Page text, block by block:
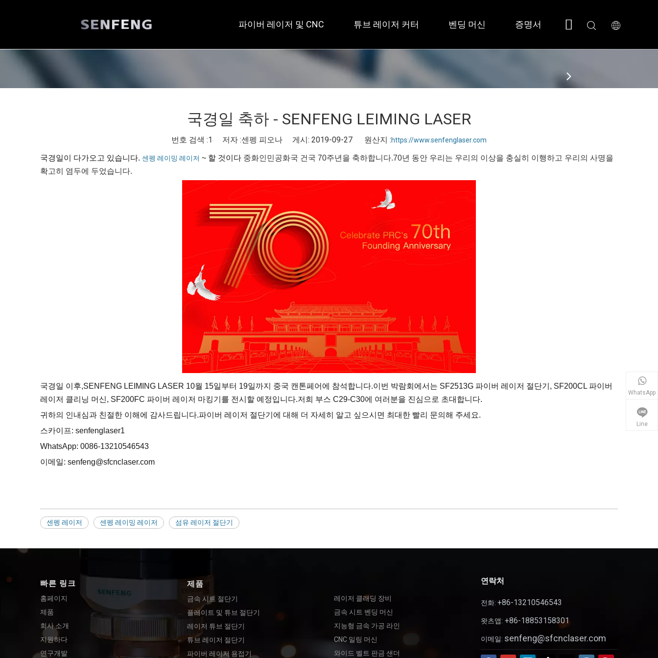
파이버 레이저 및 CNC 튜브 레이저 커터 벤딩 머신 증명서 회사 소개
국경일 축하 - SENFENG LEIMING LASER
번호 검색 :1 저자 :센펭 피오나 게시: 2019-09-27 원산지 :https://www.senfenglaser.com
국경일이 다가오고 있습니다. 센펭 레이밍 레이저 ~ 할 것이다 중화인민공화국 건국 70주년을 축하합니다.70년 동안 우리는 우리의 이상을 충실히 이행하고 우리의 사명을
확고히 염두에 두었습니다.
국경일 이후,SENFENG LEIMING LASER 10월 15일부터 19일까지 중국 캔톤페어에 참석합니다.이번 박람회에서는 SF2513G 파이버 레이저 절단기, SF200CL 파이버
레이저 클리닝 머신, SF200FC 파이버 레이저 마킹기를 전시할 예정입니다.저희 부스 C29-C30에 여러분을 진심으로 초대합니다.
귀하의 인내심과 친절한 이해에 감사드립니다.파이버 레이저 절단기에 대해 더 자세히 알고 싶으시면 최대한 빨리 문의해 주세요.
스카이프: senfenglaser1
WhatsApp: 0086-13210546543
이메일: senfeng@sfcnclaser.com
센펭 레이저 센펭 레이밍 레이저 섬유 레이저 절단기
빠른 링크
홈페이지
제품
회사 소개
지원하다
연구개발
제품
금속 시트 절단기
플레이트 및 튜브 절단기
레이저 튜브 절단기
튜브 레이저 절단기
파이버 레이저 용접기
레이저 클래딩 장비
금속 시트 벤딩 머신
지능형 금속 가공 라인
CNC 밀링 머신
와이드 벨트 판금 샌더
WhatsApp
Line
연락처
전화: +86-13210546543
왓츠앱: +86-18853158301
이메일: senfeng@sfcnclaser.com